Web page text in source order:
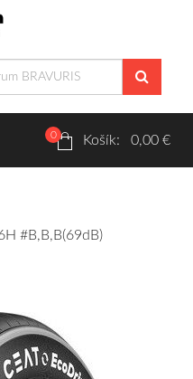
0 Košík: 0,00 €
#B,B,B(69dB)